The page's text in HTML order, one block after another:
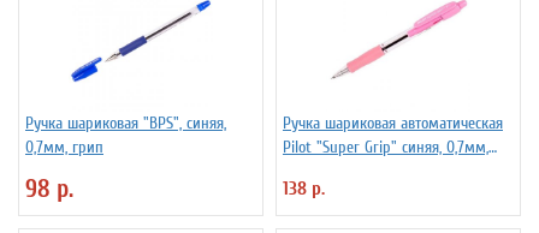
Ручка шариковая "BPS", синяя,
0,7мм, грип
98 р.
Ручка шариковая автоматическая
Pilot "Super Grip" синяя, 0,7мм,
138 р.